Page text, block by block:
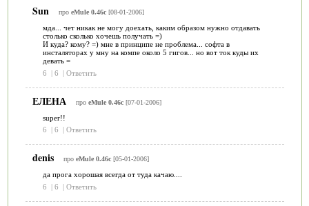
Sun про eMule 0.46c[08-01-2006]
мда... чет никак не могу доехать, каким образом нужно отдавать
столько сколько хочешь получать =)
И куда? кому? =) мне в принципе не проблема... софта в
инсталяторах у мну на компе около 5 гигов... но вот ток куды их
девать =
6
| 6 | Ответить
ЕЛЕНА про eMule 0.46c[07-01-2006]
super!!
6
| 6 | Ответить
denis про eMule 0.46c[05-01-2006]
да прога хорошая всегда от туда качаю....
6
| 6 | Ответить